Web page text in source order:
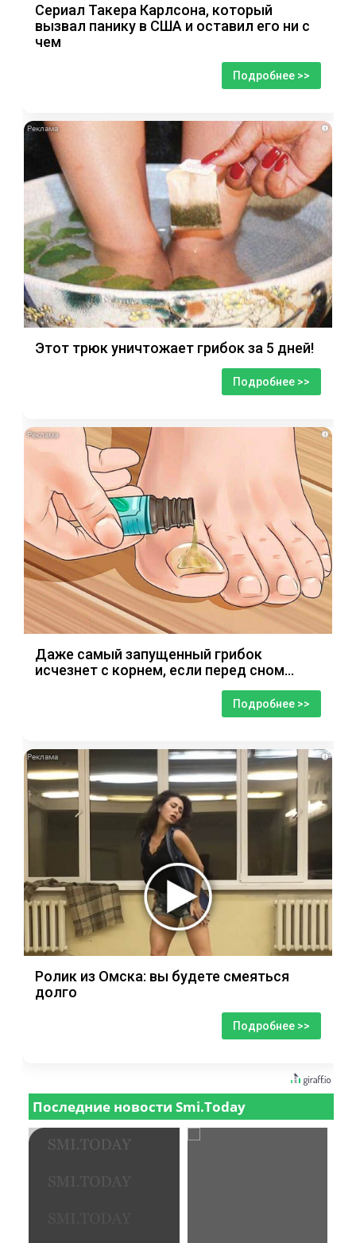
Сериал Такера Карлсона, который
вызвал панику в США и оставил его ни с
чем
Подробнее >>
i
Этот трюк уничтожает грибок за 5 дней!
Подробнее >>
i
Даже самый запущенный грибок
исчезнет с корнем, если перед сном…
Подробнее >>
i
Ролик из Омска: вы будете смеяться
долго
Подробнее >>